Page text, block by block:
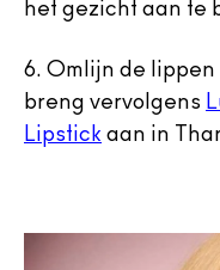
het gezicht aan te
6. Omlijn de lippen
breng vervolgens
Lipstick aan in